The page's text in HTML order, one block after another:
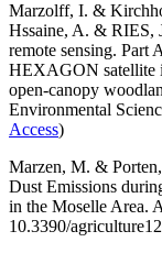
Marzolff, I. &
Hssaine, A. & RIES,
remote sensing.
HEXAGON satellite
open-canopy
Environmental
Access)
Marzen, M. &
Dust Emissions
in the Moselle Area.
10.3390/